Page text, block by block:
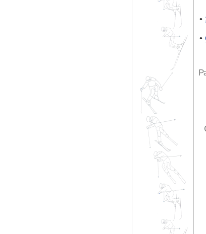
•
•